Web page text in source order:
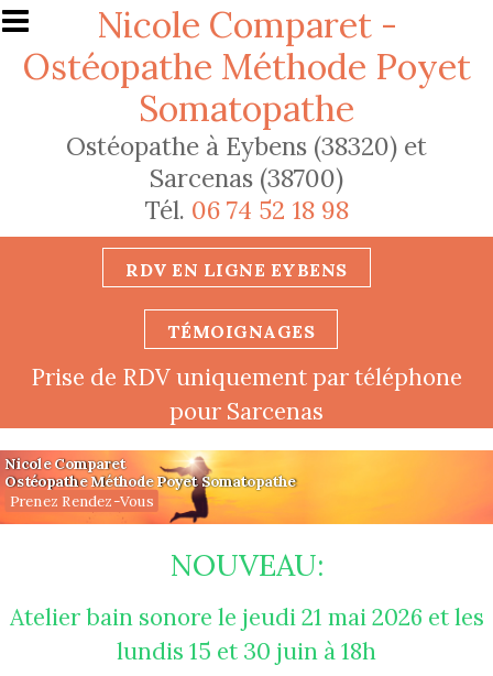
Aller au contenu principal
Nicole Comparet -
Ostéopathe Méthode Poyet
Somatopathe
Ostéopathe à Eybens (38320) et
Sarcenas (38700)
Tél. 06 74 52 18 98
RDV EN LIGNE EYBENS
TÉMOIGNAGES
Prise de RDV uniquement par téléphone
pour Sarcenas
Nicole Comparet
Ostéopathe Méthode Poyet Somatopathe
Prenez Rendez-Vous
NOUVEAU:
Atelier bain sonore le jeudi 21 mai 2026 et les
lundis 15 et 30 juin à 18h